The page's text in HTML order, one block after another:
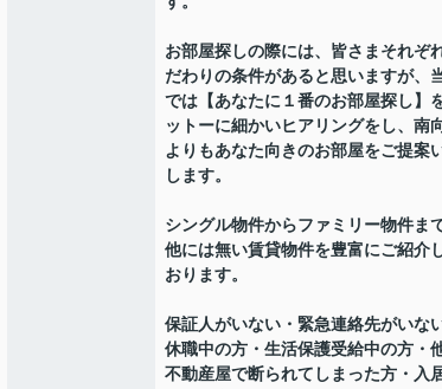
お部屋探しの際には、皆さまそれぞ
だわりの条件があると思いますが、
では【あなたに１番のお部屋探し】
ットーに細かいヒアリングをし、南
よりもあなた向きのお部屋をご提案
します。
シングル物件からファミリー物件まで
他には無い賃貸物件を豊富にご紹介
おります。
保証人がいない・緊急連絡先がいな
休職中の方・生活保護受給中の方・
不動産屋で断られてしまった方・入